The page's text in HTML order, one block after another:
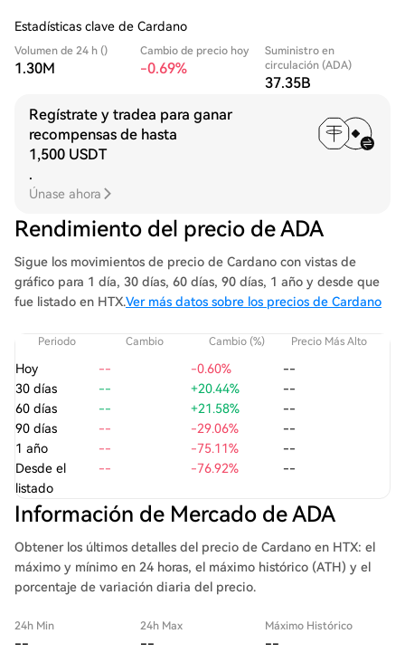
Estadísticas clave de Cardano
Volumen de 24 h ()
1.30M
Cambio de precio hoy
-0.69%
Suministro en
circulación (ADA)
37.35B
Regístrate y tradea para ganar
recompensas de hasta
1,500 USDT
.
Únase ahora
Rendimiento del precio de ADA
Sigue los movimientos de precio de Cardano con vistas de
gráfico para 1 día, 30 días, 60 días, 90 días, 1 año y desde que
fue listado en HTX.Ver más datos sobre los precios de Cardano
Periodo Cambio Cambio (%) Precio Más Alto
Hoy -- -0.60%
--
30 días
-- +20.44%
--
60 días
-- +21.58%
--
90 días
-- -29.06%
--
1 año
-- -75.11%
--
Desde el
listado
-- -76.92% --
Información de Mercado de ADA
Obtener los últimos detalles del precio de Cardano en HTX: el
máximo y mínimo en 24 horas, el máximo histórico (ATH) y el
porcentaje de variación diaria del precio.
24h Min
--
24h Max
--
Máximo Histórico
--